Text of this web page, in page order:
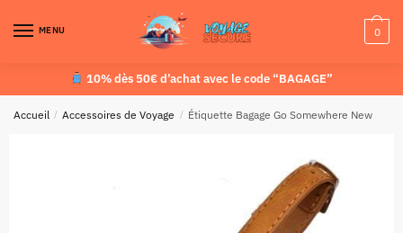
MENU 0
10% dès 50€ d’achat avec le code “BAGAGE”
Accueil / Accessoires de Voyage / Étiquette Bagage Go Somewhere New